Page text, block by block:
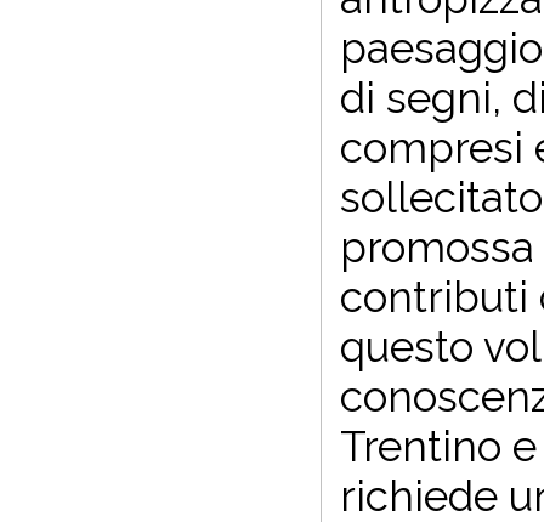
di segni,
compresi
contributi
questo
Trentino
richiede